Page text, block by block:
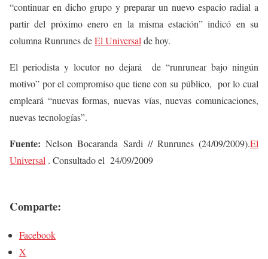
“continuar en dicho grupo y preparar un nuevo espacio radial a
partir del próximo enero en la misma estación” indicó en su
columna Runrunes deEl Universal de hoy.
El periodista y locutor no dejará de “runrunear bajo ningún
motivo” por el compromiso que tiene con su público, por lo cual
empleará “nuevas formas, nuevas vías, nuevas comunicaciones,
nuevas tecnologías”.
Fuente:Nelson Bocaranda Sardi // Runrunes (24/09/2009).El
Universal . Consultado el 24/09/2009
Comparte:
Facebook
X